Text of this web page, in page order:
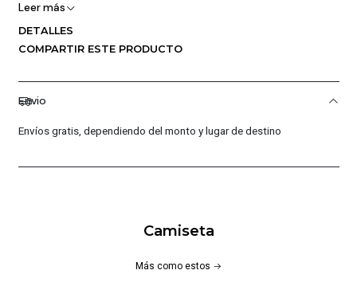
Sudor De La Piel Para Acelerar La Evaporación, Ayudando A
Mantener La Transpirabilidad Y La Comodidad.
Tejido Knit Elástico: Proporciona Una Sensación Ceñida Al
Entrenamientos Y Actividades.
Costuras Planas: Se Sienten Suaves Al Contacto Con La Piel,
Adicional Durante Estiramientos Intensos Y Movimientos
Camiseta En Su Lugar Cuando La Llevas Por Dentro De Una
Leer más
DETALLES
COMPARTIR ESTE PRODUCTO
Envio
Envíos gratis, dependiendo del monto y lugar de destino
Camiseta
Más como estos